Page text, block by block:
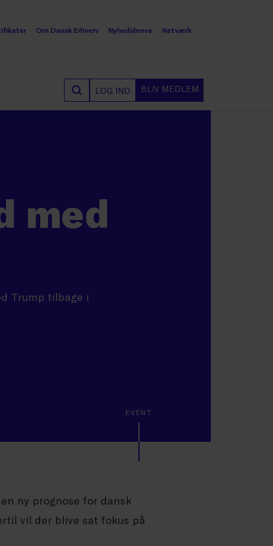
Om Dansk Erhverv Nyhedsbreve Netværk
LOG IND BLIV MEDLEM
med
Trump tilbage i
EVENT
ny prognose for dansk
vil der blive sat fokus på